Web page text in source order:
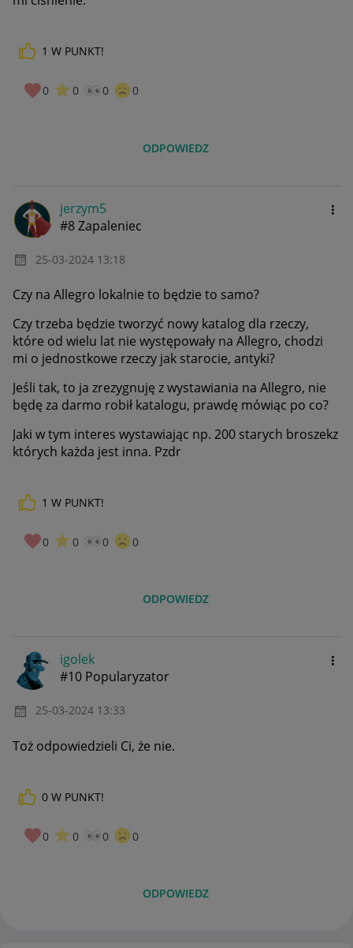
1 W PUNKT!
0 0 0 0
ODPOWIEDZ
jerzym5
#8 Zapaleniec
‎25-03-2024 13:18
Czy na Allegro lokalnie to będzie to samo?
Czy trzeba będzie tworzyć nowy katalog dla rzeczy,
które od wielu lat nie występowały na Allegro, chodzi
mi o jednostkowe rzeczy jak starocie, antyki?
Jeśli tak, to ja zrezygnuję z wystawiania na Allegro, nie
będę za darmo robił katalogu, prawdę mówiąc po co?
Jaki w tym interes wystawiając np. 200 starych broszekz
których każda jest inna. Pzdr
1 W PUNKT!
0 0 0 0
ODPOWIEDZ
igolek
#10 Popularyzator
‎25-03-2024 13:33
Toż odpowiedzieli Ci, że nie.
0 W PUNKT!
0 0 0 0
ODPOWIEDZ